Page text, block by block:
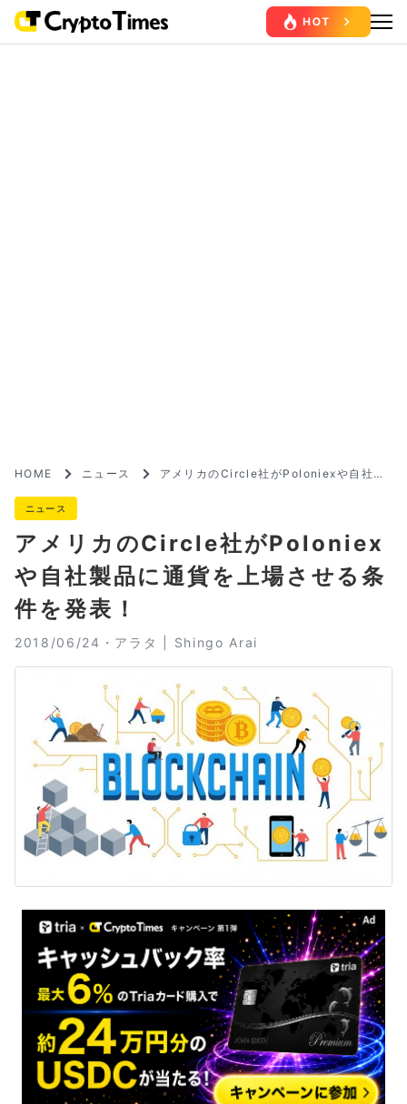
HOME ニュース
アメリカのCircle社がPoloniexや自社製
ニュース
アメリカのCircle社がPoloniex
や自社製品に通貨を上場させる条
件を発表！
2018/06/24・ アラタ | Shingo Arai